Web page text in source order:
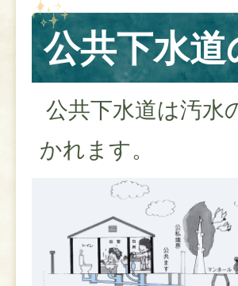
公共下水
公共下水道は汚水
かれます。